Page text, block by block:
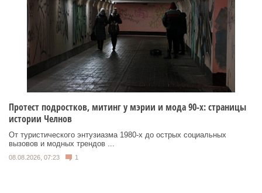
Протест подростков, митинг у мэрии и мода 90-х: страницы
истории Челнов
От туристического энтузиазма 1980‑х до острых социальных
вызовов и модных трендов ...
08.08.2026, 07:23 1